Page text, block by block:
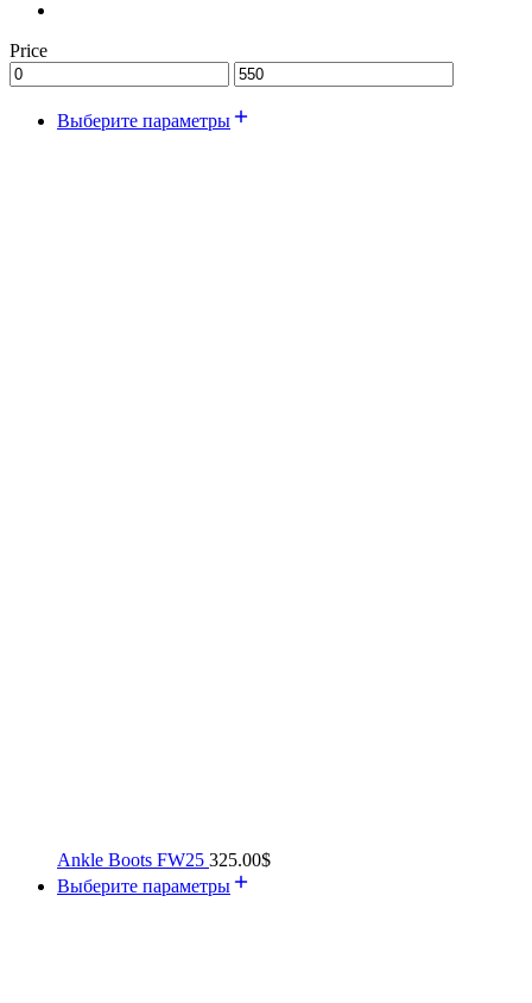
Price
Выберите параметры
Ankle Boots FW25 325.00$
Выберите параметры